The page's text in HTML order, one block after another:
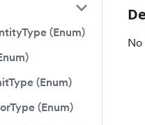
(Enum)
(Enum)
(Enum)
No